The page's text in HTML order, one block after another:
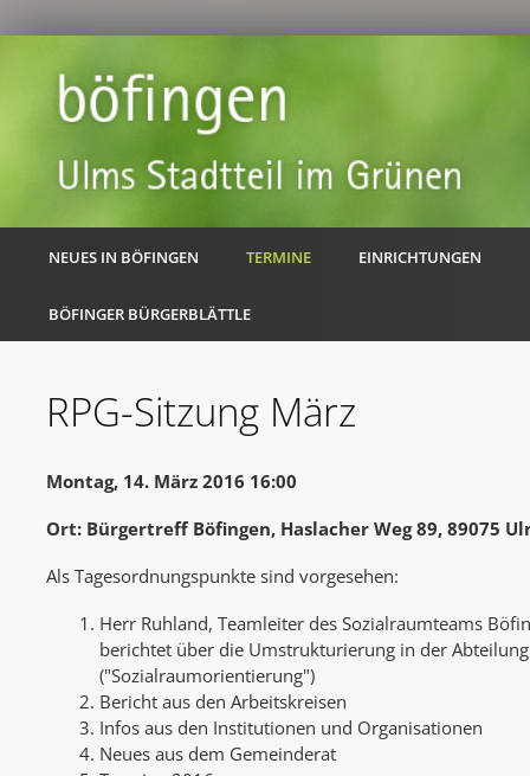
NEUES IN BÖFINGEN TERMINE EINRICHTUNGEN
BÖFINGER BÜRGERBLÄTTLE
RPG-Sitzung März
Montag, 14. März 2016 16:00
Ort: Bürgertreff Böfingen, Haslacher Weg 89, 89075
Als Tagesordnungspunkte sind vorgesehen:
Herr Ruhland, Teamleiter des Sozialraumteams
berichtet über die Umstrukturierung in der Abteilung
("Sozialraumorientierung")
Bericht aus den Arbeitskreisen
Infos aus den Institutionen und Organisationen
Neues aus dem Gemeinderat